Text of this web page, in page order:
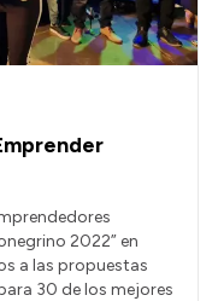
2022” en
a las propuestas
30 de los mejores